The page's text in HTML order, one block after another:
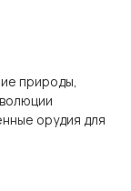
природы,
орудия для